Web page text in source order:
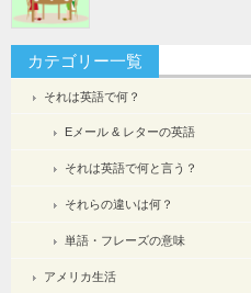
カテゴリー一覧
それは英語で何？
Eメール & レターの英語
それは英語で何と言う？
それらの違いは何？
単語・フレーズの意味
アメリカ生活